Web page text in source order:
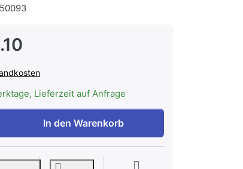
Lieferzeit auf Anfrage
FAB32LOR6 Kühlschrank 50's Kühl-/
In den Warenkorb